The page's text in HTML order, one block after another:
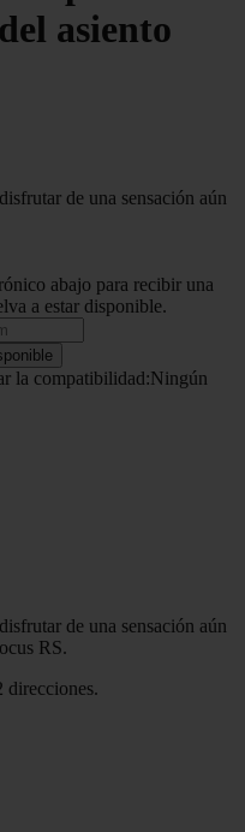
asiento
de una sensación aún
abajo para recibir una
a estar disponible.
la compatibilidad:Ningún
de una sensación aún
RS.
direcciones.